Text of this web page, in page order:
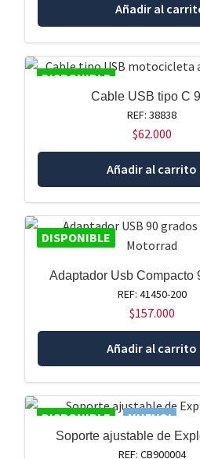
Añadir al
DISPONIBLE
Cable USB tipo C
REF: 38838
$62.000
Añadir al carrito
DISPONIBLE
Adaptador Usb Compacto
REF: 41450-200
$157.000
Añadir al carrito
DISPONIBLE NUEVO!
Soporte ajustable de
REF: CB900004